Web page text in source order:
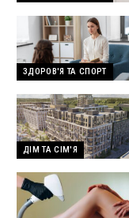
ЗДОРОВ'Я ТА СПОРТ
ДІМ ТА СІМ'Я